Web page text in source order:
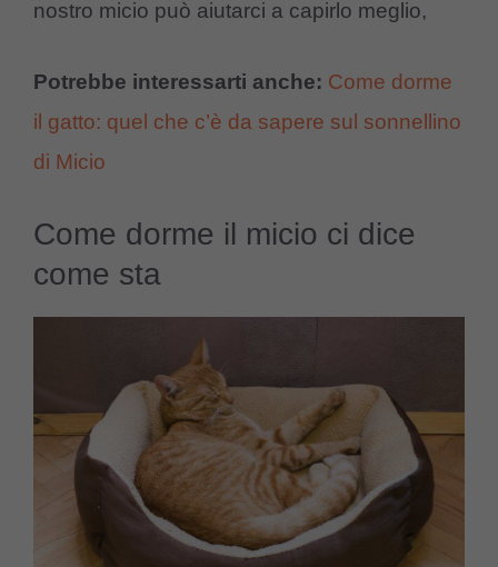
nostro micio può aiutarci a capirlo meglio,
Potrebbe interessarti anche: Come dorme
il gatto: quel che c’è da sapere sul sonnellino
di Micio
Come dorme il micio ci dice
come sta